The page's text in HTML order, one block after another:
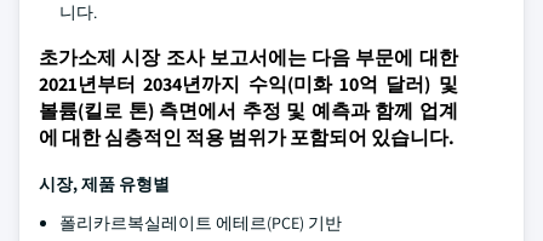
니다.
초가소제 시장 조사 보고서에는 다음 부문에 대한
2021년부터 2034년까지 수익(미화 10억 달러) 및
볼륨(킬로 톤) 측면에서 추정 및 예측과 함께 업계
에 대한 심층적인 적용 범위가 포함되어 있습니다.
시장, 제품 유형별
폴리카르복실레이트 에테르(PCE) 기반